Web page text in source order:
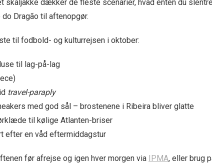
skaljakke dækker de fleste scenarier, hvad enten du
Dragão til aftenopgør.
til fodbold- og kulturrejsen i oktober:
til lag-på-lag
travel-paraply
med god sål – brostenene i Ribeira bliver glatte
til kølige Atlanten-briser
efter en våd eftermiddagstur
før afrejse og igen hver morgen via IPMA, eller brug